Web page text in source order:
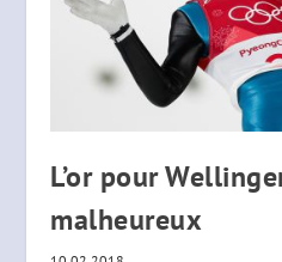
L’or pour
malheureux